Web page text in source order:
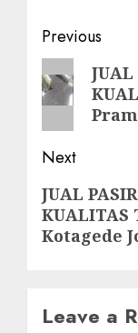
Post
Previous
Previous
post:
JUAL
Next
Next
post:
JUAL
KUALITAS
Kotagede
Leave a